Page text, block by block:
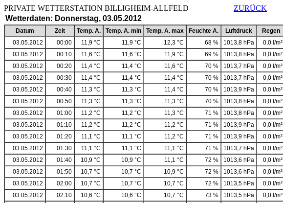
PRIVATE WETTERSTATION BILLIGHEIM-ALLFELD ZURÜCK
Wetterdaten: Donnerstag, 03.05.2012
Datum Zeit Temp. A. Temp. A. min Temp. A. max Feuchte A. Luftdruck Regen
03.05.2012
00:00 11,9 °C 11,9 °C 12,3 °C 68 % 1013,8 hPa 0,0 l/m²
03.05.2012
00:10 11,6 °C 11,6 °C 11,9 °C 69 % 1013,8 hPa 0,0 l/m²
03.05.2012
00:20 11,4 °C 11,4 °C 11,6 °C 70 % 1013,7 hPa 0,0 l/m²
03.05.2012
00:30 11,4 °C 11,4 °C 11,4 °C 70 % 1013,7 hPa 0,0 l/m²
03.05.2012
00:40 11,3 °C 11,3 °C 11,4 °C 70 % 1013,9 hPa 0,0 l/m²
03.05.2012
00:50 11,3 °C 11,3 °C 11,3 °C 70 % 1013,8 hPa 0,0 l/m²
03.05.2012
01:00 11,2 °C 11,2 °C 11,3 °C 71 % 1013,8 hPa 0,0 l/m²
03.05.2012
01:10 11,2 °C 11,2 °C 11,2 °C 71 % 1013,9 hPa 0,0 l/m²
03.05.2012
01:20 11,1 °C 11,1 °C 11,2 °C 71 % 1013,9 hPa 0,0 l/m²
03.05.2012
01:30 11,1 °C 11,1 °C 11,1 °C 71 % 1013,7 hPa 0,0 l/m²
03.05.2012
01:40 10,9 °C 10,9 °C 11,1 °C 72 % 1013,6 hPa 0,0 l/m²
03.05.2012
01:50 10,7 °C 10,7 °C 10,9 °C 72 % 1013,6 hPa 0,0 l/m²
03.05.2012
02:00 10,7 °C 10,7 °C 10,7 °C 72 % 1013,5 hPa 0,0 l/m²
03.05.2012
02:10 10,6 °C 10,6 °C 10,7 °C 73 % 1013,5 hPa 0,0 l/m²